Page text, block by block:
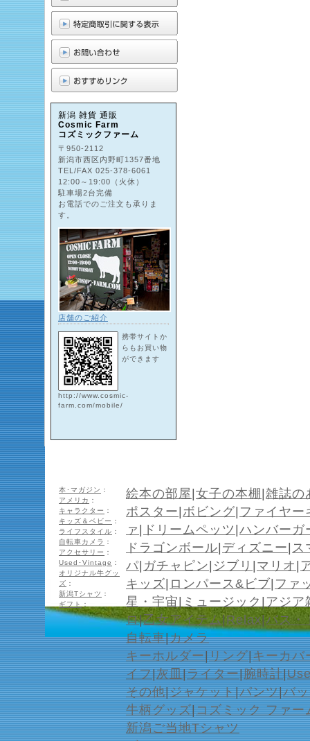
新潟 雑貨 通販
Cosmic Farm
コズミックファーム
〒950-2112
新潟市西区内野町1357番地
TEL/FAX 025-378-6061
12:00～19:00（火休）
駐車場2台完備
お電話でのご注文も承りま
す。
店舗のご紹介
携帯サイトか
らもお買い物
ができます
http://www.cosmic-
farm.com/mobile/
本･マガジン ：
アメリカ ：
キャラクター ：
キッズ＆ベビー ：
ライフスタイル ：
自転車カメラ
：
アクセサリー ：
Used･Vintage ：
オリジナル牛グッ
ズ ：
新潟Tシャツ ：
ギフト
：
絵本の部屋 女子の本棚 雑誌の
ポスター ボビング ファイヤー
ァ
ドリームペッツ ハンバーガ
ドラゴンボール ディズニー ス
パ ガチャピン ジブリ マリオ
キッズ ロンパース&ビブ ファ
星・宇宙 ミュージック アジア
ロ|乙女アイテム|Relax バス・
自転車|カメラ
キーホルダー|リング|キーカバ
イフ|灰皿|ライター|腕時計|
その他|ジャケット|パンツ|バ
牛柄グッズ|コズミック ファー
新潟ご当地Tシャツ